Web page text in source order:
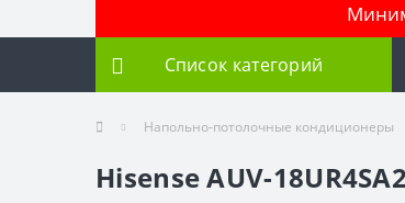
Список категорий
Напольно-потолочные кондиционеры
Hisense AUV-